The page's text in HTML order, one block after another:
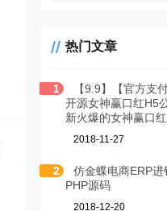
热门文章
1
【9.9】【官方支
开源女神赢口红H5
新火爆的女神赢口红
2018-11-27
2
仿金蝶电商ERP
PHP源码
2018-12-20